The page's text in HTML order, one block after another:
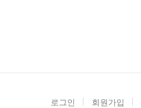
로그인 회원가입